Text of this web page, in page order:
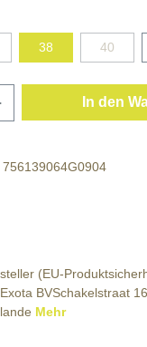
38 40
In den
756139064G0904
(EU-
BVSchakelstraat
Mehr